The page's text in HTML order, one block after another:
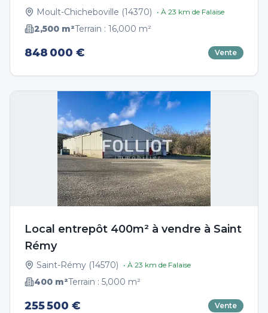
Moult-Chicheboville (14370) • À 23 km de Falaise
2,500 m²Terrain : 16,000 m²
848 000 € Vente
Local entrepôt 400m² à vendre à Saint
Rémy
Saint-Rémy (14570) • À 23 km de Falaise
400 m²Terrain : 5,000 m²
255 500 € Vente